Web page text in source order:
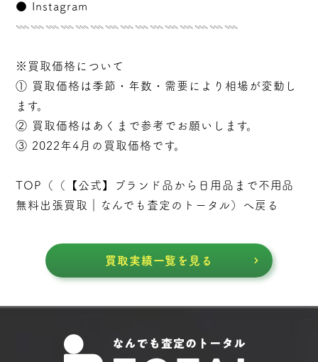
●
Instagram
𓇠𓇠𓇠𓇠𓇠𓇠𓇠𓇠𓇠𓇠𓇠𓇠𓇠𓇠𓇠
※買取価格について
① 買取価格は季節・年数・需要により相場が変動し
ます。
② 買取価格はあくまで参考でお願いします。
③ 2022年4月の買取価格です。
TOP（（
【公式】ブランド品から日用品まで不用品
無料出張買取｜なんでも査定のトータル ）へ戻る
買取実績一覧を見る